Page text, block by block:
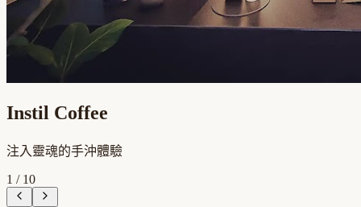
Instil Coffee
注入靈魂的手沖體驗
1 / 10